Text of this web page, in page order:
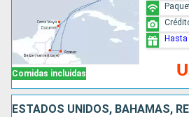
Comidas incluidas